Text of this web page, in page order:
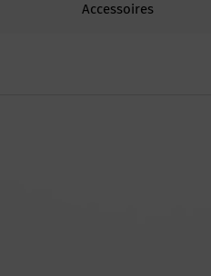
Accessoires